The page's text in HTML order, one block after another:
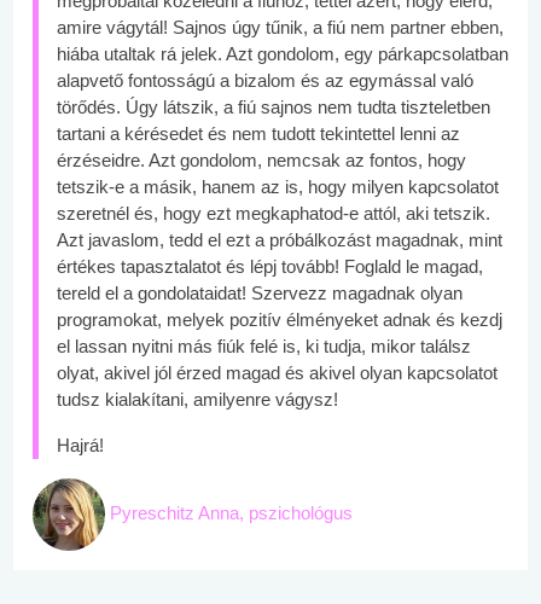
amire vágytál! Sajnos úgy tűnik, a fiú nem partner ebben,
hiába utaltak rá jelek. Azt gondolom, egy párkapcsolatban
alapvető fontosságú a bizalom és az egymással való
törődés. Úgy látszik, a fiú sajnos nem tudta tiszteletben
tartani a kérésedet és nem tudott tekintettel lenni az
érzéseidre. Azt gondolom, nemcsak az fontos, hogy
tetszik-e a másik, hanem az is, hogy milyen kapcsolatot
szeretnél és, hogy ezt megkaphatod-e attól, aki tetszik.
Azt javaslom, tedd el ezt a próbálkozást magadnak, mint
értékes tapasztalatot és lépj tovább! Foglald le magad,
tereld el a gondolataidat! Szervezz magadnak olyan
programokat, melyek pozitív élményeket adnak és kezdj
el lassan nyitni más fiúk felé is, ki tudja, mikor találsz
olyat, akivel jól érzed magad és akivel olyan kapcsolatot
tudsz kialakítani, amilyenre vágysz!
Hajrá!
Pyreschitz Anna, pszichológus